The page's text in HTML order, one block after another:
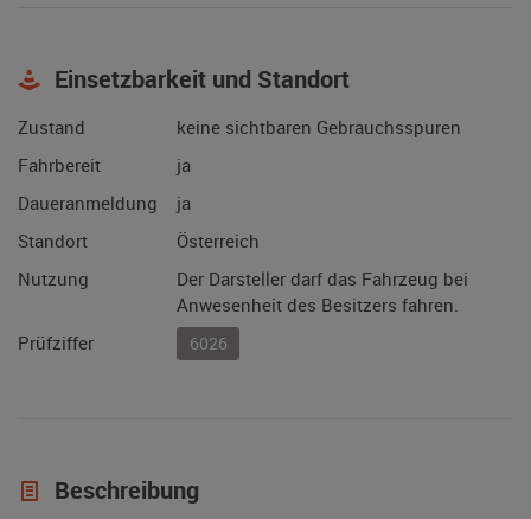
Einsetzbarkeit und Standort
Zustand
keine sichtbaren Gebrauchsspuren
Fahrbereit
ja
Daueranmeldung
ja
Standort
Österreich
Nutzung
Der Darsteller darf das Fahrzeug bei
Anwesenheit des Besitzers fahren.
Prüfziffer
6026
Beschreibung